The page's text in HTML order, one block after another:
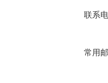
联系
常用